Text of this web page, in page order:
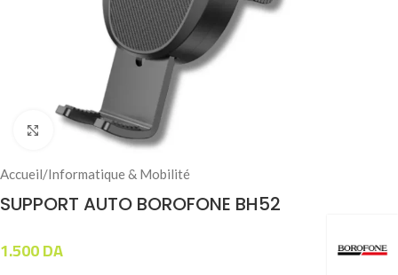
Click to enlarge
Accueil/Informatique & Mobilité
SUPPORT AUTO BOROFONE BH52
1.500DA